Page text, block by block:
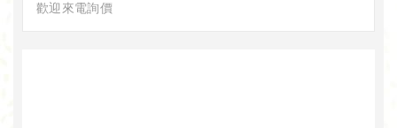
歡迎來電詢價